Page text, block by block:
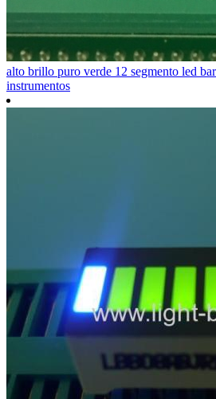
alto brillo puro verde 12 segmento led
instrumentos